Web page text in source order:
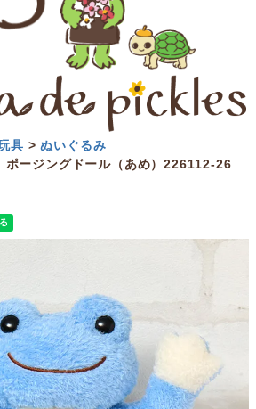
具
ぬいぐるみ
ポージングドール（あめ）226112-26